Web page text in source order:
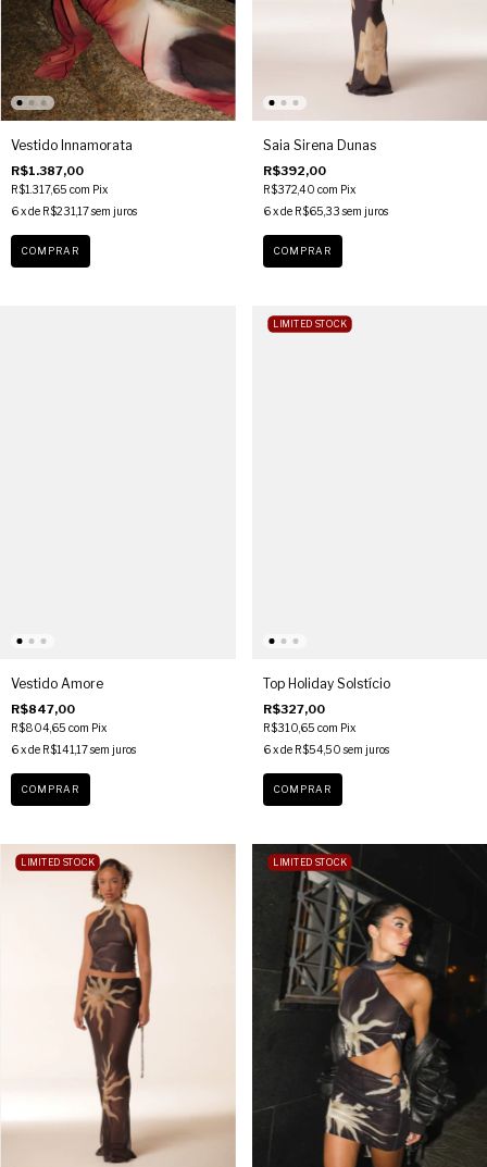
Vestido Innamorata
R$1.387,00
R$1.317,65 com Pix
6x de R$231,17sem juros
COMPRAR
Saia Sirena Dunas
R$392,00
R$372,40 com Pix
6 x de R$65,33 sem juros
COMPRAR
Vestido Amore
R$847,00
R$804,65 com Pix
6x de R$141,17sem juros
COMPRAR
LIMITED STOCK
Top Holiday Solstício
R$327,00
R$310,65 com Pix
6 x de R$54,50 sem juros
COMPRAR
LIMITED STOCK LIMITED STOCK